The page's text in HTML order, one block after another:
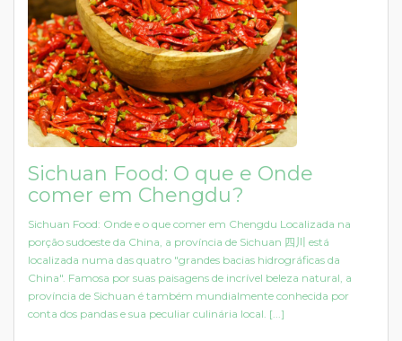
Sichuan Food: O que e Onde
comer em Chengdu?
Sichuan Food: Onde e o que comer em Chengdu Localizada na
porção sudoeste da China, a província de Sichuan 四川 está
localizada numa das quatro "grandes bacias hidrográficas da
China". Famosa por suas paisagens de incrível beleza natural, a
província de Sichuan é também mundialmente conhecida por
conta dos pandas e sua peculiar culinária local. [...]